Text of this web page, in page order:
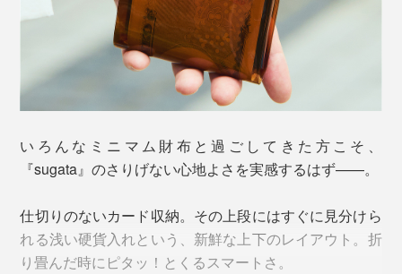
いろんなミニマム財布と過ごしてきた方こそ、
『sugata』のさりげない心地よさを実感するはず——。
仕切りのないカード収納。その上段にはすぐに見分けら
れる浅い硬貨入れという、新鮮な上下のレイアウト。折
り畳んだ時にピタッ！とくるスマートさ。